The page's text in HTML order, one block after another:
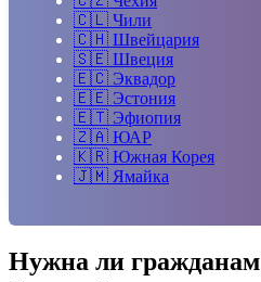
🇨🇱 Чили
🇨🇭 Швейцария
🇸🇪 Швеция
🇪🇨 Эквадор
🇪🇪 Эстония
🇪🇹 Эфиопия
🇿🇦 ЮАР
🇰🇷 Южная Корея
🇯🇲 Ямайка
Нужна ли гражданам